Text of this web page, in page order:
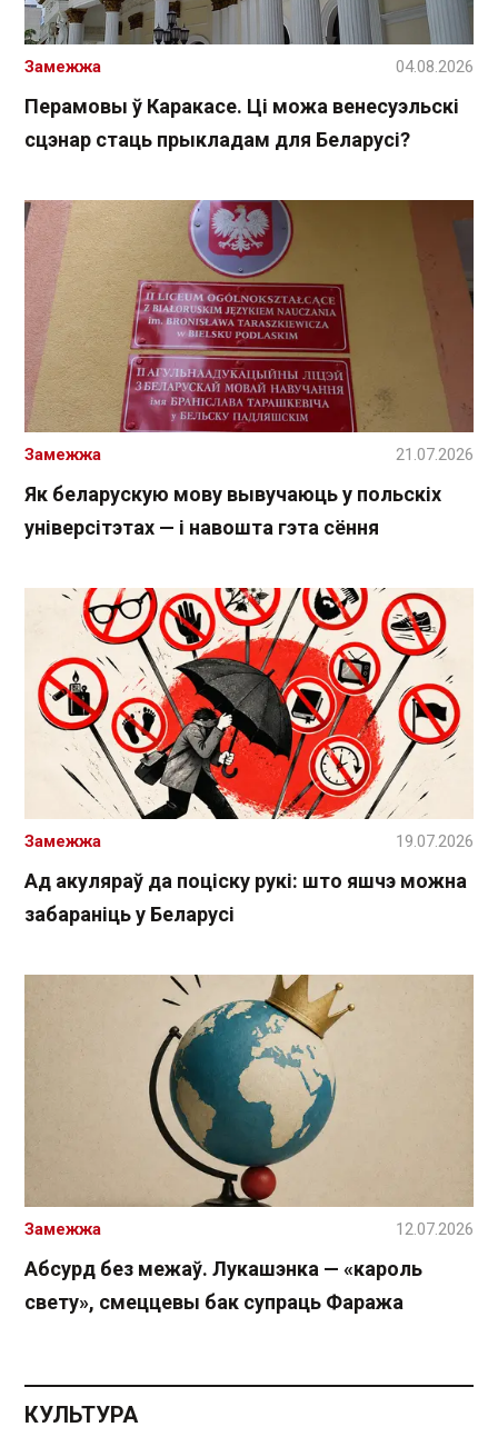
Перамовы ў Каракасе. Ці можа венесуэльскі
сцэнар стаць прыкладам для Беларусі?
Замежжа 04.08.2026
Як беларускую мову вывучаюць у польскіх
універсітэтах — і навошта гэта сёння
Замежжа 21.07.2026
Ад акуляраў да поціску рукі: што яшчэ можна
забараніць у Беларусі
Замежжа 19.07.2026
Абсурд без межаў. Лукашэнка — «кароль
свету», смеццевы бак супраць Фаража
Замежжа 12.07.2026
КУЛЬТУРА